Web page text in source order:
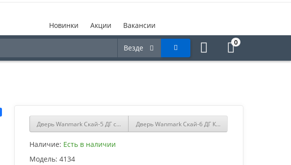
Новинки Акции Вакансии
Везде
0
Дверь Wanmark Скай-5 ДГ синяя эмальДверь Wanmark Скай-6 ДГ Красный
Наличие: Есть в наличии
Модель: 4134